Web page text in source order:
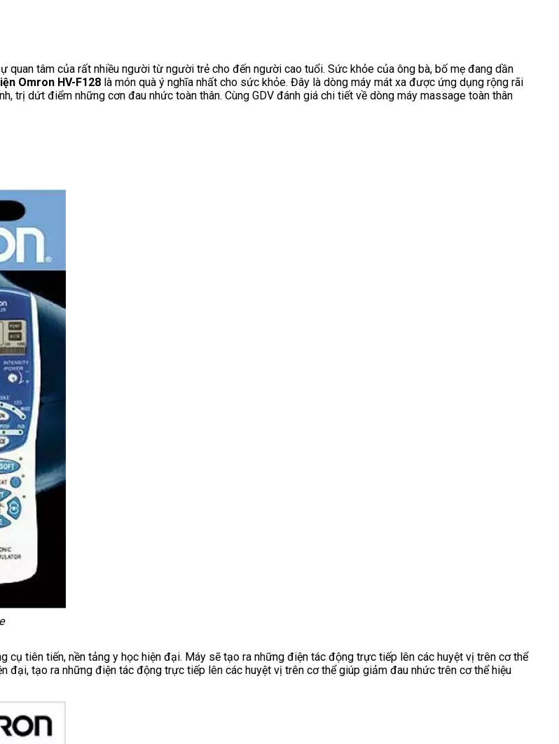
tâm của rất nhiều người từ người trẻ cho đến người cao tuổi. Sức khỏe của ông bà, bố mẹ đang dần
Omron HV-F128 là món quà ý nghĩa nhất cho sức khỏe. Đây là dòng máy mát xa được ứng dụng rộng rãi
trị dứt điểm những cơn đau nhức toàn thân. Cùng GDV đánh giá chi tiết về dòng máy massage toàn thân
cụ tiên tiến, nền tảng y học hiện đại. Máy sẽ tạo ra những điện tác động trực tiếp lên các huyệt vị trên cơ thể
đại, tạo ra những điện tác động trực tiếp lên các huyệt vị trên cơ thể giúp giảm đau nhức trên cơ thể hiệu